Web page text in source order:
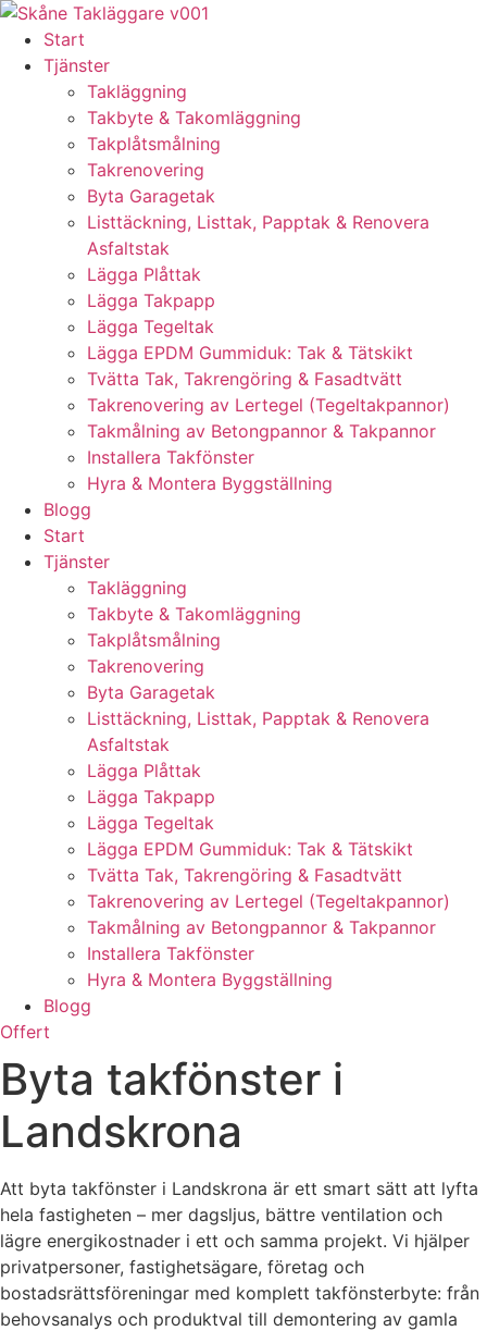
Skip
content
Start
Tjänster
Takläggning
Takbyte & Takomläggning
Takplåtsmålning
Takrenovering
Byta Garagetak
Listtäckning, Listtak, Papptak & Renovera
Asfaltstak
Lägga Plåttak
Lägga Takpapp
Lägga Tegeltak
Lägga EPDM Gummiduk: Tak & Tätskikt
Tvätta Tak, Takrengöring & Fasadtvätt
Takrenovering av Lertegel (Tegeltakpannor)
Takmålning av Betongpannor & Takpannor
Installera Takfönster
Hyra & Montera Byggställning
Blogg
Start
Tjänster
Takläggning
Takbyte & Takomläggning
Takplåtsmålning
Takrenovering
Byta Garagetak
Listtäckning, Listtak, Papptak & Renovera
Asfaltstak
Lägga Plåttak
Lägga Takpapp
Lägga Tegeltak
Lägga EPDM Gummiduk: Tak & Tätskikt
Tvätta Tak, Takrengöring & Fasadtvätt
Takrenovering av Lertegel (Tegeltakpannor)
Takmålning av Betongpannor & Takpannor
Installera Takfönster
Hyra & Montera Byggställning
Blogg
Offert
Byta takfönster i
Landskrona
Att byta takfönster i Landskrona är ett smart sätt att lyfta
hela fastigheten – mer dagsljus, bättre ventilation och
lägre energikostnader i ett och samma projekt. Vi hjälper
privatpersoner, fastighetsägare, företag och
bostadsrättsföreningar med komplett takfönsterbyte: från
behovsanalys och produktval till demontering av gamla